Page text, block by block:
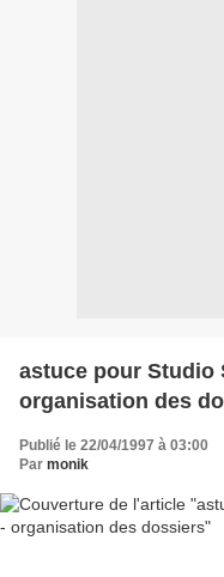
astuce pour Studio
organisation des
Publié le 22/04/1997 à 03:00
Par monik